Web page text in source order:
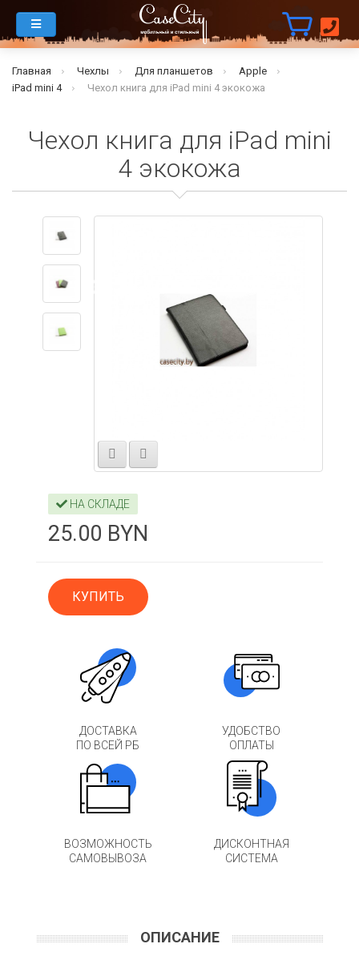
Главная Чехлы Для планшетов
Apple
iPad mini 4
Чехол книга для iPad mini 4 экокожа
Чехол книга для iPad mini
4 экокожа
НА СКЛАДЕ
25.00 BYN
КУПИТЬ
ДОСТАВКА
ПО ВСЕЙ РБ
УДОБСТВО
ОПЛАТЫ
ВОЗМОЖНОСТЬ
САМОВЫВОЗА
ДИСКОНТНАЯ
СИСТЕМА
ОПИСАНИЕ